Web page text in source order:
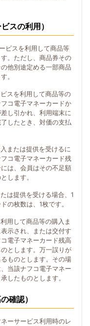
スの利用）
ビスを利用して商品等
。ただし、商品券その
他別途定める一部商品
。
スを利用して商品等の
コ電子マネーカードか
し引かれ、利用端末に
したとき、対価の支払
または提供を受けるに
コ電子マネーカード残
は、会員はその不足額
します。
は提供を受ける場合、1
の枚数は、1枚です。
用して商品等の購入ま
示され、または交付す
電子マネーカード残高
とします。万一誤りが
ものとします。その場
当該ナフコ電子マネー
したものとします。
確認）
ーサービス利用時のレ